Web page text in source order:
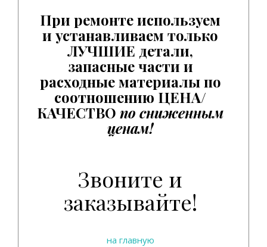
При ремонте используем
и устанавливаем только
ЛУЧШИЕ детали,
запасные части и
расходные материалы по
соотношению ЦЕНА/
КАЧЕСТВО по сниженным
ценам!
Звоните и
заказывайте!
на главную